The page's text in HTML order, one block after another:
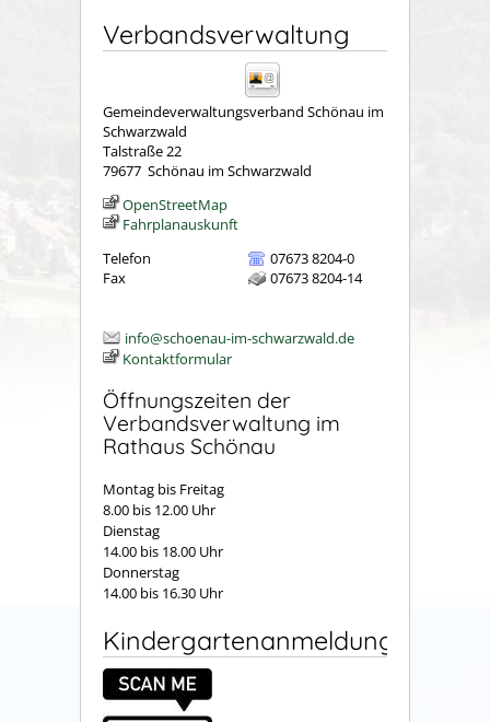
Verbandsverwaltung
Gemeindeverwaltungsverband Schönau im
Schwarzwald
Talstraße 22
79677 Schönau im Schwarzwald
OpenStreetMap
Fahrplanauskunft
Telefon
07673 8204-0
Fax
07673 8204-14
info@schoenau-im-schwarzwald.de
Kontaktformular
Öffnungszeiten der
Verbandsverwaltung im
Rathaus Schönau
Montag bis Freitag
8.00 bis 12.00 Uhr
Dienstag
14.00 bis 18.00 Uhr
Donnerstag
14.00 bis 16.30 Uhr
Kindergartenanmeldung